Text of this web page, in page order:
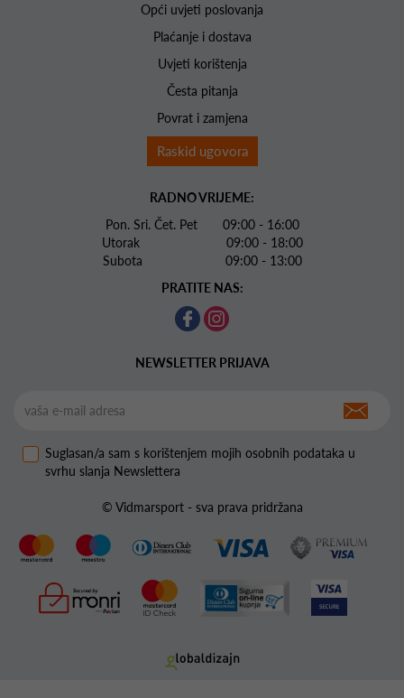
Opći uvjeti poslovanja
Plaćanje i dostava
Uvjeti korištenja
Česta pitanja
Povrat i zamjena
Raskid ugovora
RADNO VRIJEME:
Pon. Sri. Čet. Pet 09:00 - 16:00
Utorak 09:00 - 18:00
Subota 09:00 - 13:00
PRATITE NAS:
NEWSLETTER PRIJAVA
Suglasan/a sam s korištenjem mojih osobnih podataka u
svrhu slanja Newslettera
© Vidmarsport - sva prava pridržana